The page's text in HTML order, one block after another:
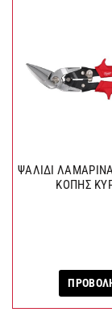
ΨΑΛΙΔΙ
ΚΟΠΗΣ